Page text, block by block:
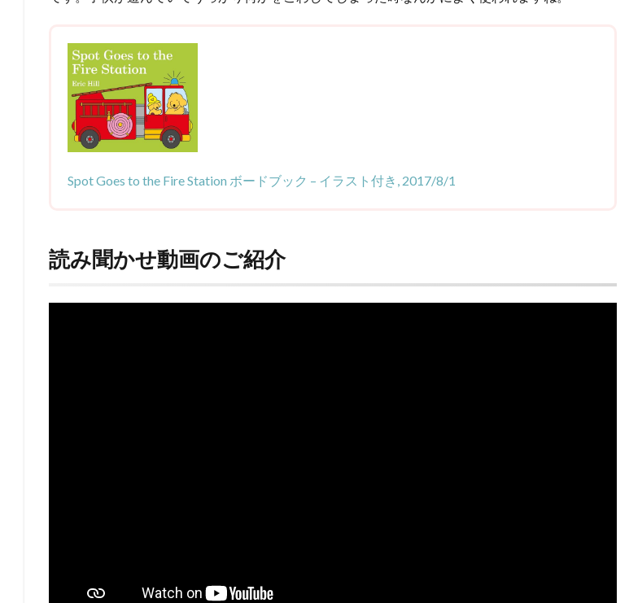
Spot Goes to the Fire Station ボードブック – イラスト付き, 2017/8/1
読み聞かせ動画のご紹介